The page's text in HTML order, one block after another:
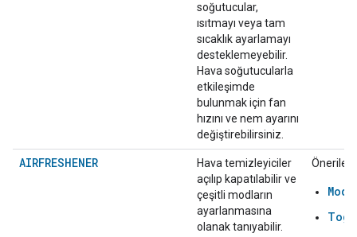
soğutucular,
ısıtmayı veya tam
sıcaklık ayarlamayı
desteklemeyebilir.
Hava soğutucularla
etkileşimde
bulunmak için fan
hızını ve nem ayarını
değiştirebilirsiniz.
AIRFRESHENER
Hava temizleyiciler
açılıp kapatılabilir ve
çeşitli modların
ayarlanmasına
olanak tanıyabilir.
Önerilen: